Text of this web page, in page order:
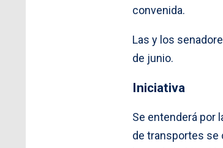
convenida.
Las y los
de junio.
Iniciativa
Se entenderá por
de transportes se